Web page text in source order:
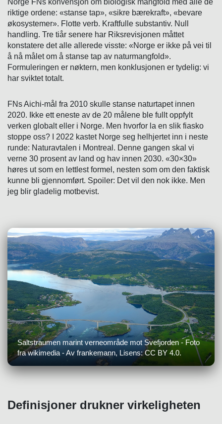
riktige ordene: «stanse tap», «sikre bærekraft», «bevare
økosystemer». Flotte verb. Kraftfulle substantiv. Null
handling. Tre tiår senere har Riksrevisjonen måttet
konstatere det alle allerede visste: «Norge er ikke på vei til
å nå målet om å stanse tap av naturmangfold».
Formuleringen er nøktern, men konklusjonen er tydelig: vi
har sviktet totalt.
FNs Aichi-mål fra 2010 skulle stanse naturtapet innen
2020. Ikke ett eneste av de 20 målene ble fullt oppfylt
verken globalt eller i Norge. Men hvorfor la en slik fiasko
stoppe oss? I 2022 kastet Norge seg helhjertet inn i neste
runde: Naturavtalen i Montreal. Denne gangen skal vi
verne 30 prosent av land og hav innen 2030. «30×30»
høres ut som en lettlest formel, nesten som om den faktisk
kunne bli gjennomført. Spoiler: Det vil den nok ikke. Men
jeg blir gladelig motbevist.
Saltstraumen marint verneområde mot Svefjorden - Foto
fra wikimedia - Av frankemann, Lisens: CC BY 4.0.
Definisjoner drukner virkeligheten